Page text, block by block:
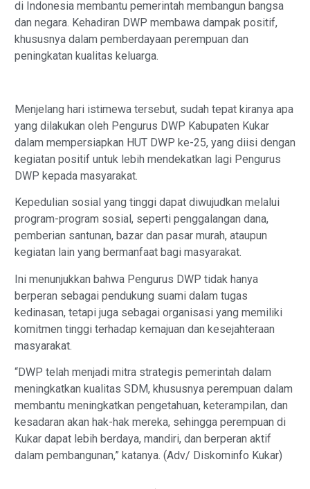
di Indonesia membantu pemerintah membangun bangsa
dan negara. Kehadiran DWP membawa dampak positif,
khususnya dalam pemberdayaan perempuan dan
peningkatan kualitas keluarga.
Menjelang hari istimewa tersebut, sudah tepat kiranya apa
yang dilakukan oleh Pengurus DWP Kabupaten Kukar
dalam mempersiapkan HUT DWP ke-25, yang diisi dengan
kegiatan positif untuk lebih mendekatkan lagi Pengurus
DWP kepada masyarakat.
Kepedulian sosial yang tinggi dapat diwujudkan melalui
program-program sosial, seperti penggalangan dana,
pemberian santunan, bazar dan pasar murah, ataupun
kegiatan lain yang bermanfaat bagi masyarakat.
Ini menunjukkan bahwa Pengurus DWP tidak hanya
berperan sebagai pendukung suami dalam tugas
kedinasan, tetapi juga sebagai organisasi yang memiliki
komitmen tinggi terhadap kemajuan dan kesejahteraan
masyarakat.
“DWP telah menjadi mitra strategis pemerintah dalam
meningkatkan kualitas SDM, khususnya perempuan dalam
membantu meningkatkan pengetahuan, keterampilan, dan
kesadaran akan hak-hak mereka, sehingga perempuan di
Kukar dapat lebih berdaya, mandiri, dan berperan aktif
dalam pembangunan,” katanya. (Adv/ Diskominfo Kukar)